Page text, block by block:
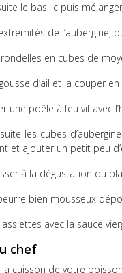
le basilic puis
de l’aubergine,
en cubes de
d’ail et la couper
une poêle à feu vif avec
les cubes
et ajouter un petit peu
à la dégustation du
bien mousseux
avec la sauce
chef
la cuisson de votre